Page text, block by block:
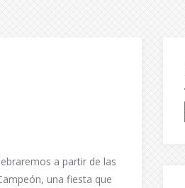
a partir de las
una fiesta que